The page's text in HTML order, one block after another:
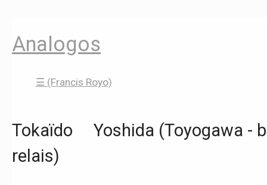
Analogos
☰ (Francis Royo)
Tokaïdo Yoshida (Toyogawa -
relais)